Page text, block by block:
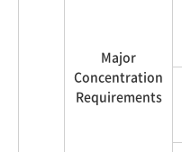
Major
Concentration
Requirements